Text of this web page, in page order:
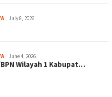
July 8, 2026
June 4, 2026
Wilayah 1 Kabupat…